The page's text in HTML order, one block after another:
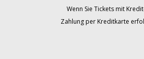
Wenn Sie Tickets mit
Zahlung per Kreditkarte